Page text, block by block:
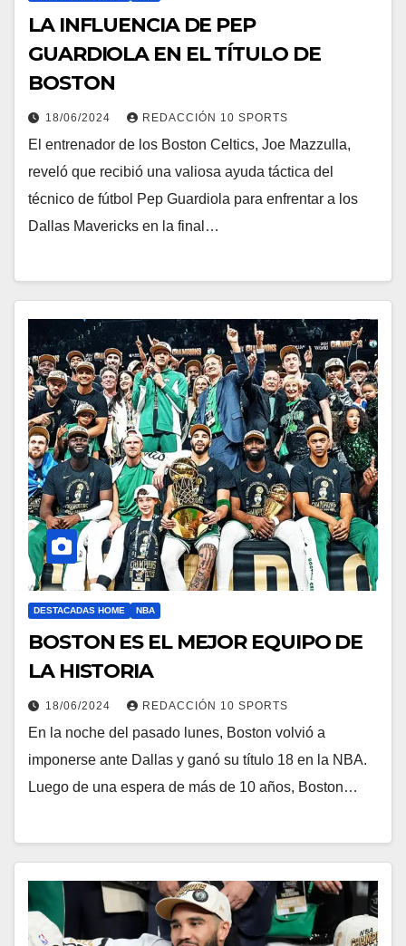
LA INFLUENCIA DE PEP
GUARDIOLA EN EL TÍTULO DE
BOSTON
18/06/2024 REDACCIÓN 10 SPORTS
El entrenador de los Boston Celtics, Joe Mazzulla,
reveló que recibió una valiosa ayuda táctica del
técnico de fútbol Pep Guardiola para enfrentar a los
Dallas Mavericks en la final…
DESTACADAS HOME NBA
BOSTON ES EL MEJOR EQUIPO DE
LA HISTORIA
18/06/2024 REDACCIÓN 10 SPORTS
En la noche del pasado lunes, Boston volvió a
imponerse ante Dallas y ganó su título 18 en la NBA.
Luego de una espera de más de 10 años, Boston…